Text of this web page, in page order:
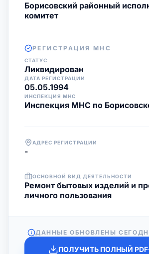
Борисовский районный
комитет
РЕГИСТРАЦИЯ МНС
СТАТУС
Ликвидирован
ДАТА РЕГИСТРАЦИИ
05.05.1994
ИНСПЕКЦИЯ МНС
Инспекция МНС по
АДРЕС РЕГИСТРАЦИИ
-
ОСНОВНОЙ ВИД ДЕЯТЕЛЬНОСТИ
Ремонт бытовых изделий и
личного пользования
ДАННЫЕ ОБНОВЛЕНЫ
ПОЛУЧИТЬ ПОЛНЫЙ